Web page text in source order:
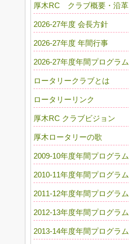
厚木RC クラブ概要・沿革
2026-27年度 会長方針
2026-27年度 年間行事
2026-27年度年間プログラム
ロータリークラブとは
ロータリーリンク
厚木RC クラブビジョン
厚木ロータリーの歌
2009-10年度年間プログラム
2010-11年度年間プログラム
2011-12年度年間プログラム
2012-13年度年間プログラム
2013-14年度年間プログラム